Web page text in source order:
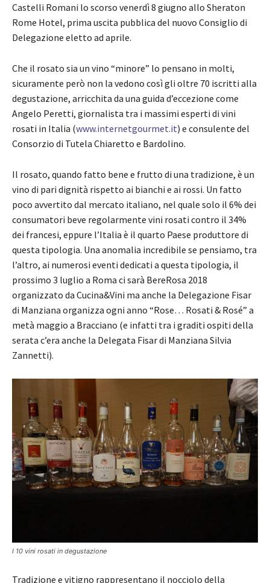
Castelli Romani lo scorso venerdì 8 giugno allo Sheraton
Rome Hotel, prima uscita pubblica del nuovo Consiglio di
Delegazione eletto ad aprile.
Che il rosato sia un vino “minore” lo pensano in molti,
sicuramente però non la vedono così gli oltre 70 iscritti alla
degustazione, arricchita da una guida d’eccezione come
Angelo Peretti, giornalista tra i massimi esperti di vini
rosati in Italia (www.internetgourmet.it) e consulente del
Consorzio di Tutela Chiaretto e Bardolino.
Il rosato, quando fatto bene e frutto di una tradizione, è un
vino di pari dignità rispetto ai bianchi e ai rossi. Un fatto
poco avvertito dal mercato italiano, nel quale solo il 6% dei
consumatori beve regolarmente vini rosati contro il 34%
dei francesi, eppure l’Italia è il quarto Paese produttore di
questa tipologia. Una anomalia incredibile se pensiamo, tra
l’altro, ai numerosi eventi dedicati a questa tipologia, il
prossimo 3 luglio a Roma ci sarà BereRosa 2018
organizzato da Cucina&Vini ma anche la Delegazione Fisar
di Manziana organizza ogni anno “Rose… Rosati & Rosé” a
metà maggio a Bracciano (e infatti tra i graditi ospiti della
serata c’era anche la Delegata Fisar di Manziana Silvia
Zannetti).
I 10 vini rosati in degustazione
Tradizione e vitigno rappresentano il nocciolo della